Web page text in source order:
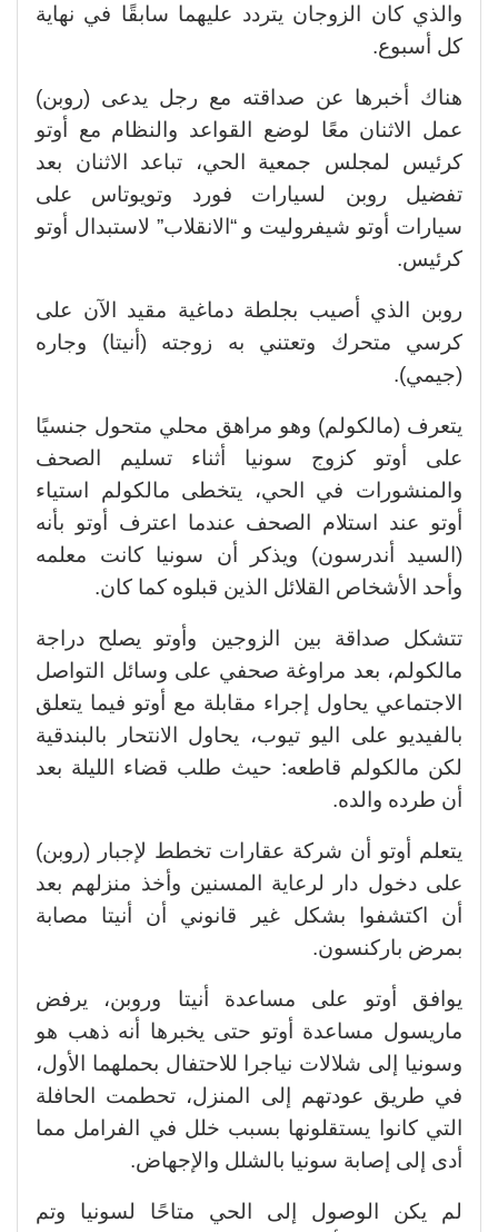
والذي كان الزوجان يتردد عليهما سابقًا في نهاية
كل أسبوع.
هناك أخبرها عن صداقته مع رجل يدعى (روبن)
عمل الاثنان معًا لوضع القواعد والنظام مع أوتو
كرئيس لمجلس جمعية الحي، تباعد الاثنان بعد
تفضيل روبن لسيارات فورد وتويوتاس على
سيارات أوتو شيفروليت و “الانقلاب” لاستبدال أوتو
كرئيس.
روبن الذي أصيب بجلطة دماغية مقيد الآن على
كرسي متحرك وتعتني به زوجته (أنيتا) وجاره
(جيمي).
يتعرف (مالكولم) وهو مراهق محلي متحول جنسيًا
على أوتو كزوج سونيا أثناء تسليم الصحف
والمنشورات في الحي، يتخطى مالكولم استياء
أوتو عند استلام الصحف عندما اعترف أوتو بأنه
(السيد أندرسون) ويذكر أن سونيا كانت معلمه
وأحد الأشخاص القلائل الذين قبلوه كما كان.
تتشكل صداقة بين الزوجين وأوتو يصلح دراجة
مالكولم، بعد مراوغة صحفي على وسائل التواصل
الاجتماعي يحاول إجراء مقابلة مع أوتو فيما يتعلق
بالفيديو على اليو تيوب، يحاول الانتحار بالبندقية
لكن مالكولم قاطعه: حيث طلب قضاء الليلة بعد
أن طرده والده.
يتعلم أوتو أن شركة عقارات تخطط لإجبار (روبن)
على دخول دار لرعاية المسنين وأخذ منزلهم بعد
أن اكتشفوا بشكل غير قانوني أن أنيتا مصابة
بمرض باركنسون.
يوافق أوتو على مساعدة أنيتا وروبن، يرفض
ماريسول مساعدة أوتو حتى يخبرها أنه ذهب هو
وسونيا إلى شلالات نياجرا للاحتفال بحملهما الأول،
في طريق عودتهم إلى المنزل، تحطمت الحافلة
التي كانوا يستقلونها بسبب خلل في الفرامل مما
أدى إلى إصابة سونيا بالشلل والإجهاض.
لم يكن الوصول إلى الحي متاحًا لسونيا وتم